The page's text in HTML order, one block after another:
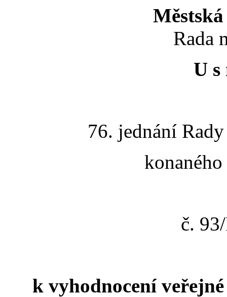
Rada
U s
76. jednání
č.
k vyhodnocení